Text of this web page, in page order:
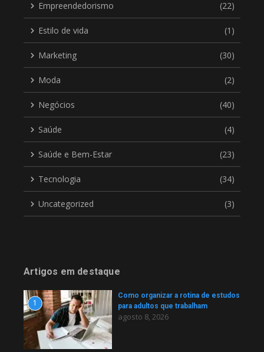
Empreendedorismo (22)
Estilo de vida (1)
Marketing (30)
Moda (2)
Negócios (40)
Saúde (4)
Saúde e Bem-Estar (23)
Tecnologia (34)
Uncategorized (3)
Artigos em destaque
1
Como organizar a rotina de estudos
para adultos que trabalham
agosto 8, 2026